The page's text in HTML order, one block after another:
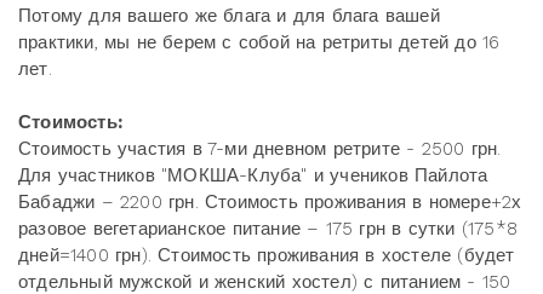
Потому для вашего же блага и для блага вашей
практики, мы не берем с собой на ретриты детей до 16
лет.
Стоимость:
Стоимость участия в 7-ми дневном ретрите - 2500 грн.
Для участников "МОКША-Клуба" и учеников Пайлота
Бабаджи – 2200 грн. Стоимость проживания в номере+2х
разовое вегетарианское питание – 175 грн в сутки (175*8
дней=1400 грн). Стоимость проживания в хостеле (будет
отдельный мужской и женский хостел) с питанием - 150